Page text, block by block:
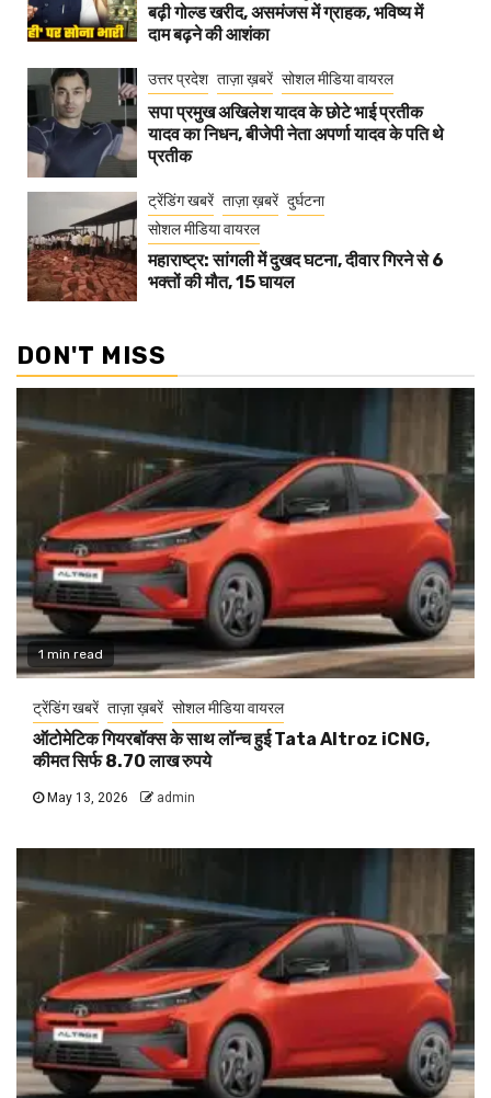
बढ़ी गोल्ड खरीद, असमंजस में ग्राहक, भविष्य में
दाम बढ़ने की आशंका
उत्तर प्रदेश ताज़ा ख़बरें सोशल मीडिया वायरल
सपा प्रमुख अखिलेश यादव के छोटे भाई प्रतीक
यादव का निधन, बीजेपी नेता अपर्णा यादव के पति थे
प्रतीक
ट्रेंडिंग खबरें ताज़ा ख़बरें दुर्घटना
सोशल मीडिया वायरल
महाराष्ट्र: सांगली में दुखद घटना, दीवार गिरने से 6
भक्तों की मौत, 15 घायल
DON'T MISS
1 min read
ट्रेंडिंग खबरें ताज़ा ख़बरें सोशल मीडिया वायरल
ऑटोमेटिक गियरबॉक्स के साथ लॉन्च हुई Tata Altroz iCNG,
कीमत सिर्फ 8.70 लाख रुपये
May 13, 2026 admin